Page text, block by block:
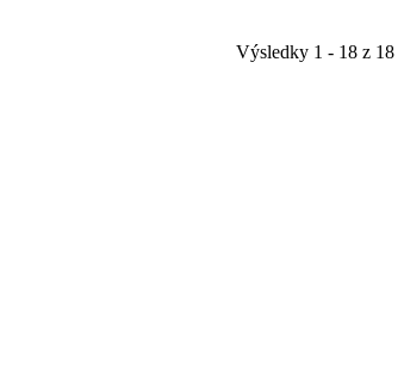
Výsledky 1 - 18 z 18